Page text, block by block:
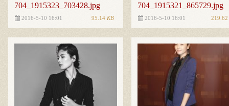
704_1915323_703428.jpg
2016-5-10 16:01 95.14 KB
704_1915321_865729.jpg
2016-5-10 16:01 219.62